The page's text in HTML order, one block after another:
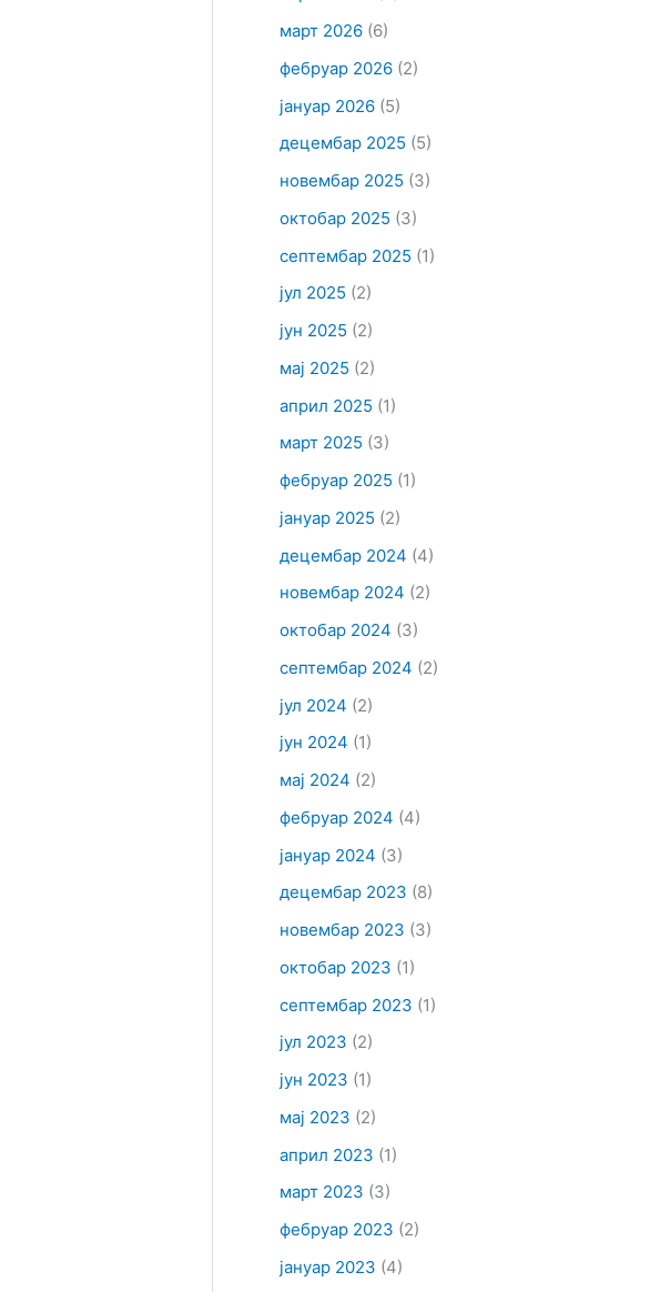
март 2026(6)
фебруар 2026(2)
јануар 2026(5)
децембар 2025 (5)
новембар 2025 (3)
октобар 2025 (3)
септембар 2025 (1)
јул 2025 (2)
јун 2025 (2)
мај 2025 (2)
април 2025 (1)
март 2025 (3)
фебруар 2025 (1)
јануар 2025 (2)
децембар 2024 (4)
новембар 2024 (2)
октобар 2024 (3)
септембар 2024 (2)
јул 2024 (2)
јун 2024 (1)
мај 2024 (2)
фебруар 2024 (4)
јануар 2024 (3)
децембар 2023 (8)
новембар 2023 (3)
октобар 2023 (1)
септембар 2023 (1)
јул 2023 (2)
јун 2023 (1)
мај 2023 (2)
април 2023 (1)
март 2023 (3)
фебруар 2023 (2)
јануар 2023 (4)